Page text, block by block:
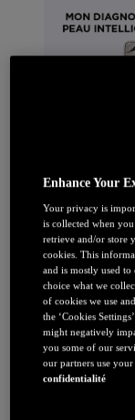
Par
Par
Enhance Your
Your privacy is
is collected when
retrieve and/or store
cookies. This
and is mostly used
choice what we
of cookies we use
the ‘Cookies
might negatively
you some of our
our partners use
confidentialité